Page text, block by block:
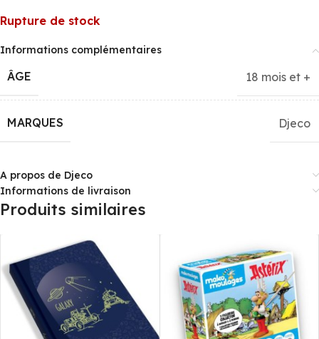
Rupture de stock
Informations complémentaires
ÂGE 18 mois et +
MARQUES Djeco
A propos de Djeco
Informations de livraison
Produits similaires